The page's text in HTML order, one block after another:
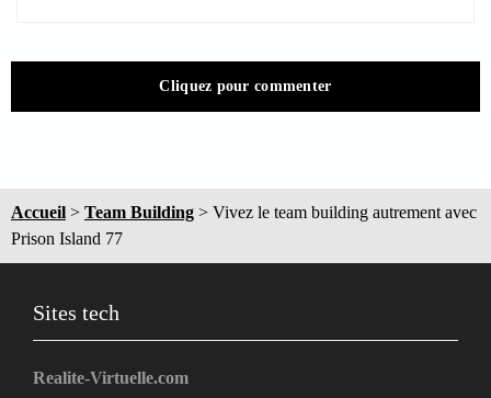
Cliquez pour commenter
Accueil > Team Building > Vivez le team building autrement avec
Prison Island 77
Sites tech
Realite-Virtuelle.com